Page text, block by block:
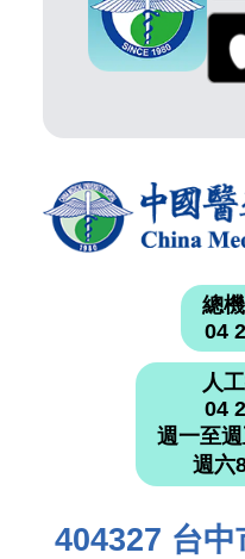
總
04
人
04
週一至
週六
404327 台